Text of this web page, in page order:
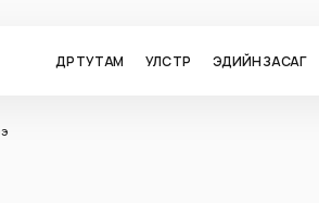
ӨДӨР ТУТАМ УЛС ТӨР ЭДИЙН ЗАСАГ